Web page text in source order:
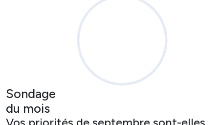
Sondage
du mois